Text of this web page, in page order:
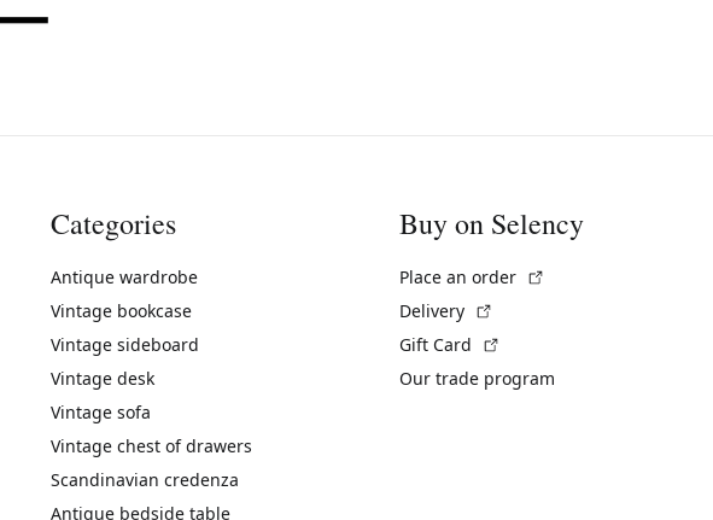
Categories
Antique wardrobe
Vintage bookcase
Vintage sideboard
Vintage desk
Vintage sofa
Vintage chest of drawers
Scandinavian credenza
Antique bedside table
Buy on Selency
Place an order
Delivery
Gift Card
Our trade program